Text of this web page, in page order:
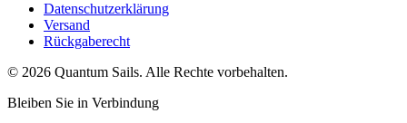
Datenschutzerklärung
Versand
Rückgaberecht
© 2026 Quantum Sails. Alle Rechte vorbehalten.
Bleiben Sie in Verbindung